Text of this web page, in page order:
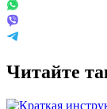
Читайте